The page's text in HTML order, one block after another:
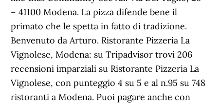
– 41100 Modena. La pizza difende bene il
primato che le spetta in fatto di tradizione.
Benvenuto da Arturo. Ristorante Pizzeria La
Vignolese, Modena: su Tripadvisor trovi 206
recensioni imparziali su Ristorante Pizzeria La
Vignolese, con punteggio 4 su 5 e al n.95 su 748
ristoranti a Modena. Puoi pagare anche con